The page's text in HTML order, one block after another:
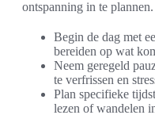
ontspanning in te
Begin de dag met
bereiden op wat
Neem geregeld
te verfrissen en
Plan specifieke
lezen of wandelen